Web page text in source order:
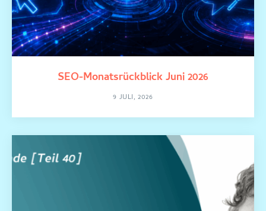
SEO-Monatsrückblick Juni 2026
9 JULI, 2026